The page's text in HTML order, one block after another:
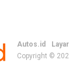
Autos.id
Copyright ©